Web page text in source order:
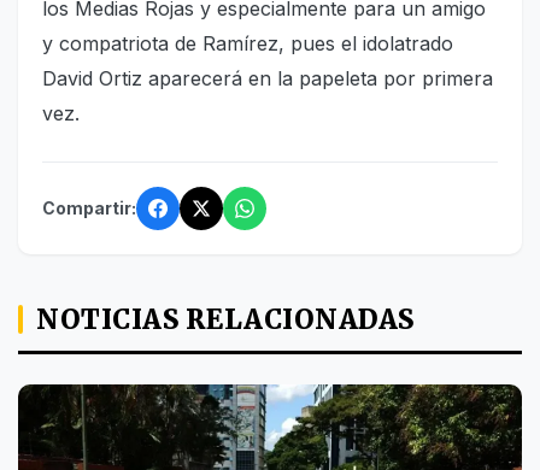
los Medias Rojas y especialmente para un amigo
y compatriota de Ramírez, pues el idolatrado
David Ortiz aparecerá en la papeleta por primera
vez.
Compartir:
NOTICIAS RELACIONADAS